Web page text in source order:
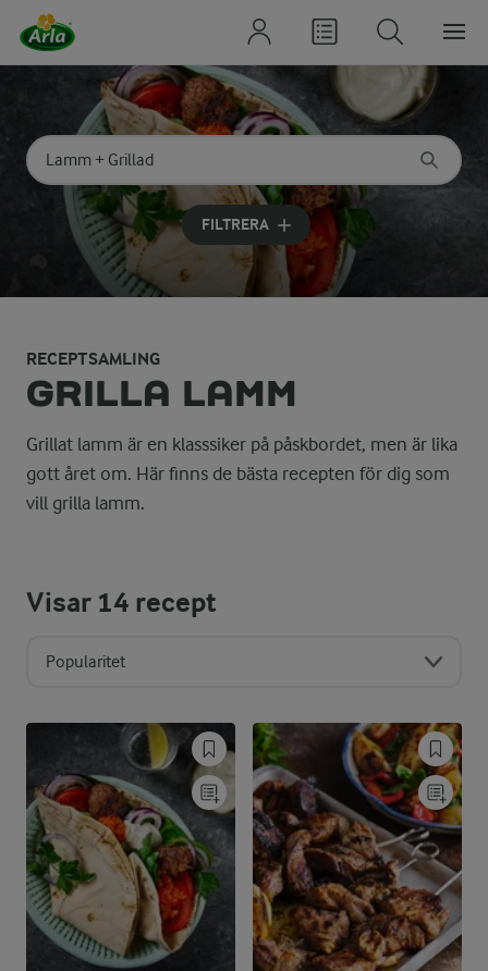
Sök på kategori eller ingrediens
Skriv in sökord för att få förslag
FILTRERA
RECEPTSAMLING
GRILLA LAMM
Grillat lamm är en klasssiker på påskbordet, men är lika
gott året om. Här finns de bästa recepten för dig som
vill grilla lamm.
Visar14 recept
Popularitet